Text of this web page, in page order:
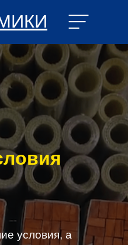
|
условия, а